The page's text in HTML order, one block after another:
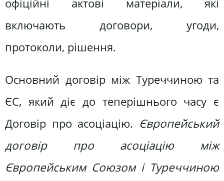
офіційні актові матеріали, які
включають договори, угоди,
протоколи, рішення.
Основний договір між Туреччиною та
ЄС, який діє до теперішнього часу є
Договір про асоціацію. Європейський
договір про асоціацію між
Європейським Союзом і Туреччиною